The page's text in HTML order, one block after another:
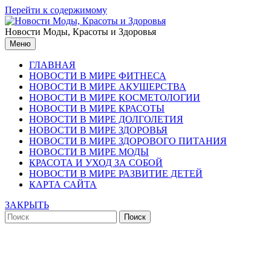
Перейти к содержимому
Новости Моды, Красоты и Здоровья
Меню
ГЛАВНАЯ
НОВОСТИ В МИРЕ ФИТНЕСА
НОВОСТИ В МИРЕ АКУШЕРСТВА
НОВОСТИ В МИРЕ КОСМЕТОЛОГИИ
НОВОСТИ В МИРЕ КРАСОТЫ
НОВОСТИ В МИРЕ ДОЛГОЛЕТИЯ
НОВОСТИ В МИРЕ ЗДОРОВЬЯ
НОВОСТИ В МИРЕ ЗДОРОВОГО ПИТАНИЯ
НОВОСТИ В МИРЕ МОДЫ
КРАСОТА И УХОД ЗА СОБОЙ
НОВОСТИ В МИРЕ РАЗВИТИЕ ДЕТЕЙ
КАРТА САЙТА
ЗАКРЫТЬ